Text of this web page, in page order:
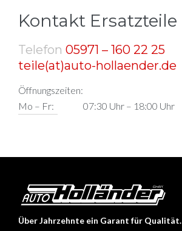
Kontakt Ersatzteile
Telefon 05971 – 160 22 25
teile(at)auto-hollaender.de
Öffnungszeiten:
Mo – Fr:
07:30 Uhr – 18:00 Uhr
Über Jahrzehnte ein Garant für Qualität.